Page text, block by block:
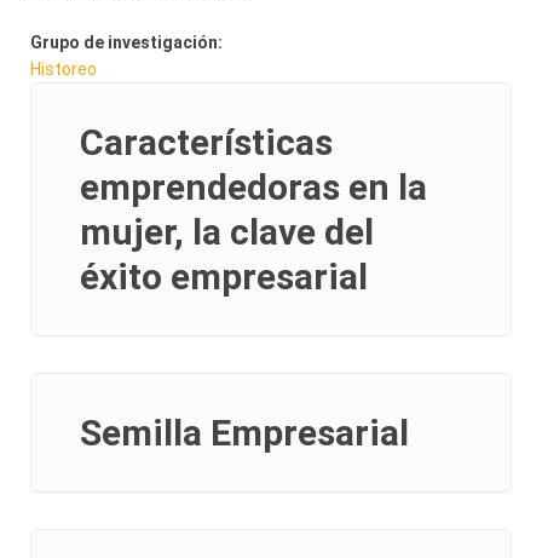
Grupo de investigación:
Historeo
Características
emprendedoras en la
mujer, la clave del
éxito empresarial
Semilla Empresarial